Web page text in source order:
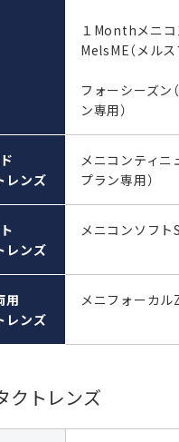
１Monthメニ
MelsME（メルス
フォーシーズン
ン専用）
レンズ
メニコンティニ
プラン専用）
レンズ
メニコンソフトS
用
レンズ
メニフォーカル
クトレンズ